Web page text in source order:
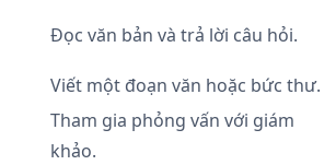
Đọc văn bản và trả lời câu hỏi.
Viết một đoạn văn hoặc bức thư.
Tham gia phỏng vấn với giám
khảo.